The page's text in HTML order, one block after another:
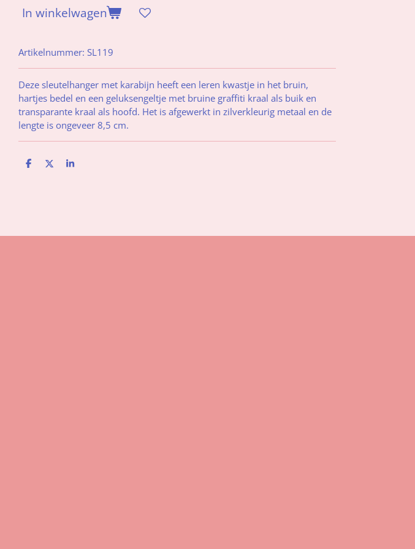
In winkelwagen
Artikelnummer: SL119
Deze sleutelhanger met karabijn heeft een leren kwastje in het bruin,
hartjes bedel en een geluksengeltje met bruine graffiti kraal als buik en
transparante kraal als hoofd. Het is afgewerkt in zilverkleurig metaal en de
lengte is ongeveer 8,5 cm.
D
D
S